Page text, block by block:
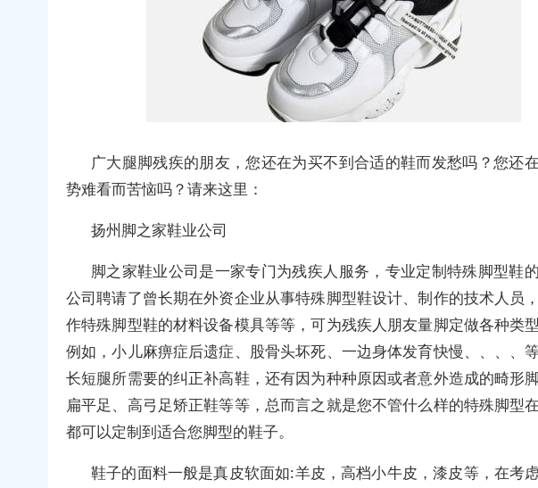
广大腿脚残疾的朋友，您还在为买不到合适的鞋而发愁吗？您还
势难看而苦恼吗？请来这里：
扬州脚之家鞋业公司
脚之家鞋业公司是一家专门为残疾人服务，专业定制特殊脚型鞋
公司聘请了曾长期在外资企业从事特殊脚型鞋设计、制作的技术人员
作特殊脚型鞋的材料设备模具等等，可为残疾人朋友量脚定做各种类
例如，小儿麻痹症后遗症、股骨头坏死、一边身体发育快慢、、、、
长短腿所需要的纠正补高鞋，还有因为种种原因或者意外造成的畸形脚
扁平足、高弓足矫正鞋等等，总而言之就是您不管什么样的特殊脚型
都可以定制到适合您脚型的鞋子。
鞋子的面料一般是真皮软面如:羊皮，高档小牛皮，漆皮等，在考